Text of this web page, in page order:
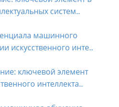
систем..
машинного
искусственного инте..
ключевой элемент
интеллекта..